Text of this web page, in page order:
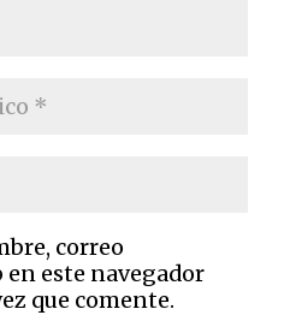
correo
este navegador
que comente.